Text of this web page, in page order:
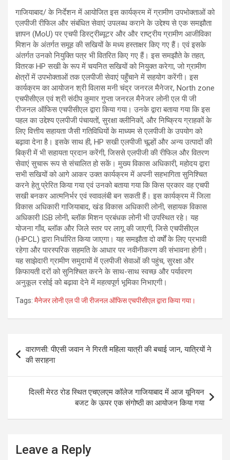
गाजियाबाद/ के निर्देशन में आयोजित इस कार्यक्रम में ग्रामीण उपभोक्ताओं को
एलपीजी रीफिल और संबंधित सेवाएं उपलब्ध कराने के उद्देश्य से एक समझौता
ज्ञापन (MoU) पर एचपी डिस्ट्रीब्यूटर और और राष्ट्रीय ग्रामीण आजीविका
मिशन के अंतर्गत समूह की सखियों के मध्य हस्ताक्षर किए गए हैं। एवं इसके
अंतर्गत उनको नियुक्ति पत्र भी वितरित किए गए हैं। इस समझौते के तहत,
वितरक HP सखी के रूप में चयनित सखियों को नियुक्त करेगा, जो ग्रामीण
क्षेत्रों में उपभोक्ताओं तक एलपीजी सेवाएं पहुँचाने में सहयोग करेंगी। इस
कार्यक्रम का आयोजन श्री विलास मनी चंद्र जनरल मैनेजर, North zone
एचपीसीएल एवं श्री संदीप कुमार गुप्ता जनरल मैनेजर लोनी एल पी जी
रीजनल ऑफिस एचपीसीएल द्वारा किया गया। उनके द्वारा बताया गया कि इस
पहल का उद्देश्य एलपीजी पंचायतों, सुरक्षा क्लीनिकों, और निष्क्रिय ग्राहकों के
लिए वित्तीय सहायता जैसी गतिविधियों के माध्यम से एलपीजी के उपयोग को
बढ़ावा देना है। इसके साथ ही, HP सखी एलपीजी चूल्हों और अन्य उत्पादों की
बिक्री में भी सहायता प्रदान करेंगी, जिससे एलपीजी की रीफिल और वितरण
सेवाएं सुचारू रूप से संचालित हो सकें। मुख्य विकास अधिकारी, महोदय द्वारा
सभी सखियों को आगे आकर उक्त कार्यक्रम में अपनी सहभागिता सुनिश्चित
करने हेतु प्रेरित किया गया एवं उनको बताया गया कि किस प्रकार वह एचपी
सखी बनकर आत्मनिर्भर एवं स्वावलंबी बन सकती हैं। इस कार्यक्रम में जिला
विकास अधिकारी गाजियाबाद, खंड विकास अधिकारी लोनी, सहायक विकास
अधिकारी ISB लोनी, ब्लॉक मिशन प्रबंधक लोनी भी उपस्थित रहे। यह
योजना गाँव, ब्लॉक और जिले स्तर पर लागू की जाएगी, जिसे एचपीसीएल
(HPCL) द्वारा निर्धारित किया जाएगा। यह समझौता दो वर्षों के लिए प्रभावी
रहेगा और पारस्परिक सहमति के आधार पर नवीनीकरण की संभावना होगी।
यह साझेदारी ग्रामीण समुदायों में एलपीजी सेवाओं की पहुंच, सुरक्षा और
किफायती दरों को सुनिश्चित करने के साथ-साथ स्वच्छ और पर्यावरण
अनुकूल रसोई को बढ़ावा देने में महत्वपूर्ण भूमिका निभाएगी।
Tags: मैनेजर लोनी एल पी जी रीजनल ऑफिस एचपीसीएल द्वारा किया गया।
navigation
वाराणसी: पीएसी जवान ने गिरती महिला यात्री की बचाई जान, यात्रियों ने
की सराहना
दिल्ली मेरठ रोड स्थित एचएलएम कॉलेज गाजियाबाद में आज यूनियन
बजट के ऊपर एक संगोष्ठी का आयोजन किया गया
Leave a Reply